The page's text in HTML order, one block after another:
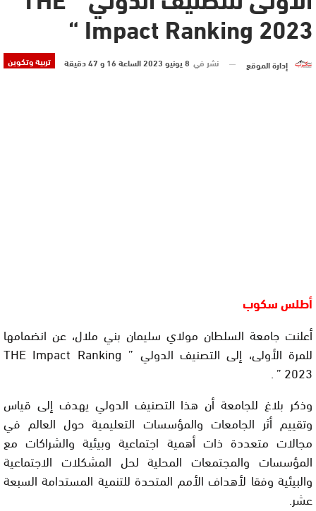
Impact Ranking 2023 “
تربية وتكوين إدارة الموقع نشر في 8 يونيو 2023 الساعة 16 و 47 دقيقة
أطلس سكوب
أعلنت جامعة السلطان مولاي سليمان بني ملال، عن انضمامها
للمرة الأولى، إلى التصنيف الدولي ” THE Impact Ranking
2023 ” .
وذكر بلاغ للجامعة أن هذا التصنيف الدولي يهدف إلى قياس
وتقييم أثر الجامعات والمؤسسات التعليمية حول العالم في
مجالات متعددة ذات أهمية اجتماعية وبيئية والشراكات مع
المؤسسات والمجتمعات المحلية لحل المشكلات الاجتماعية
والبيئية وفقا لأهداف الأمم المتحدة للتنمية المستدامة السبعة
عشر.